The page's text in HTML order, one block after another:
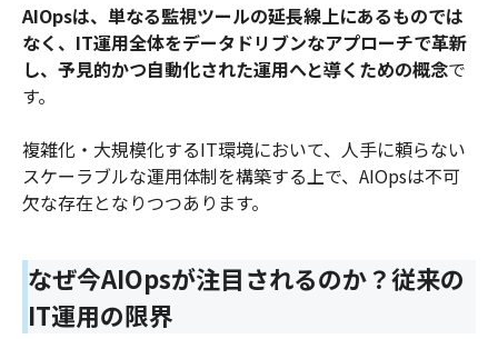
AIOpsは、単なる監視ツールの延長線上にあるものでは
なく、IT運用全体をデータドリブンなアプローチで革新
し、予見的かつ自動化された運用へと導くための概念で
す。
複雑化・大規模化するIT環境において、人手に頼らない
スケーラブルな運用体制を構築する上で、AIOpsは不可
欠な存在となりつつあります。
なぜ今AIOpsが注目されるのか？従来の
IT運用の限界